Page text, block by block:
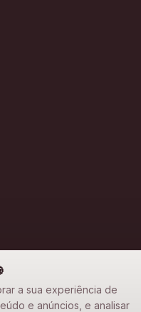
a sua experiência de
e anúncios, e analisar